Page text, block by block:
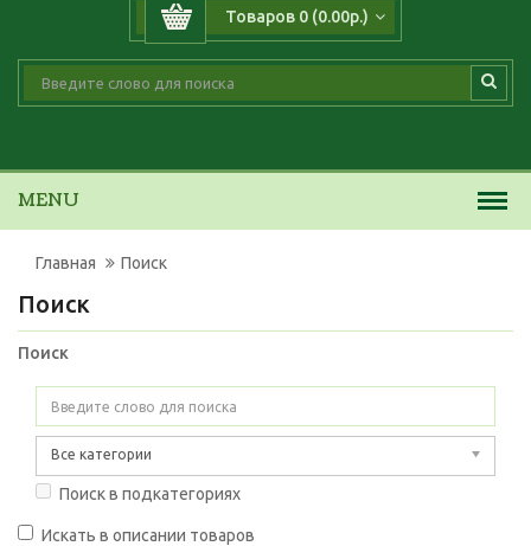
Товаров 0 (0.00р.)
MENU
Поиск
Главная Поиск
Поиск
Все категории
Поиск в подкатегориях
Искать в описании товаров